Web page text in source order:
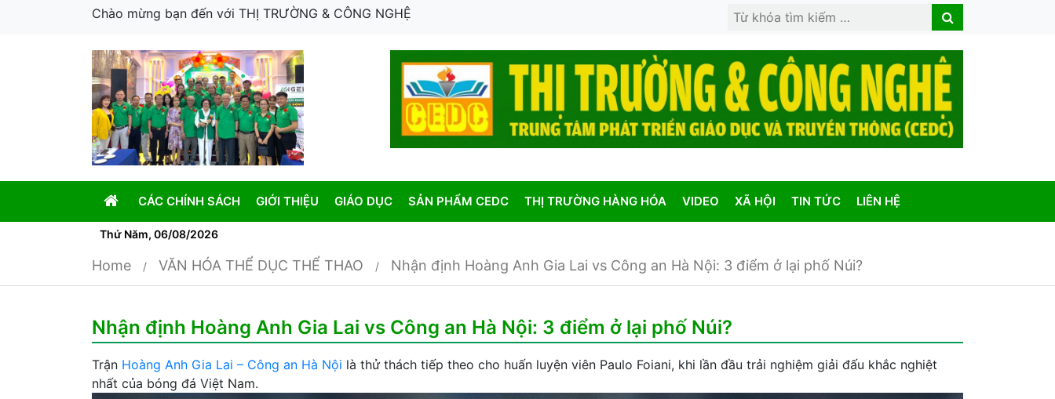
Chào mừng bạn đến với THỊ TRƯỜNG & CÔNG NGHỆ
Search
Search
CÁC CHÍNH SÁCH GIỚI THIỆU GIÁO DỤC SẢN PHẨM CEDC THỊ TRƯỜNG HÀNG HÓA VIDEO XÃ HỘI TIN TỨC LIÊN HỆ
Thứ Năm, 06/08/2026
Home VĂN HÓA THỂ DỤC THỂ THAO Nhận định Hoàng Anh Gia Lai vs Công an Hà Nội: 3 điểm ở lại phố Núi?
Nhận định Hoàng Anh Gia Lai vs Công an Hà Nội: 3 điểm ở lại phố Núi?
Trận Hoàng Anh Gia Lai – Công an Hà Nội là thử thách tiếp theo cho huấn luyện viên Paulo Foiani, khi lần đầu trải nghiệm giải đấu khắc nghiệt
nhất của bóng đá Việt Nam.